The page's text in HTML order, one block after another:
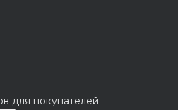
для покупателей